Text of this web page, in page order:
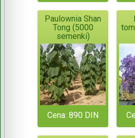
Paulownia Shan
Tong (5000
semenki)
Cena: 890 DIN